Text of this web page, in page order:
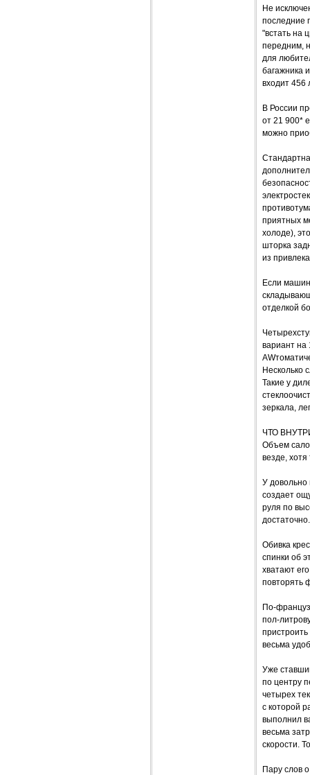
Не
последние
"встать на
передним,
для
багажника
входит 456
В России
от 21 900*
можно
приятных
холоде),
шторка
из
Если
отделкой
вариант на
Несколько
Такие у
зеркала,
ЧТО
Объем
везде,
У довольно
создает
руля по
Обивка
спинки об
хватают
повторять
По-
пол-
весьма
Уже
по центру
четырех
с которой
выполнил
весьма
скорости.
Пару слов